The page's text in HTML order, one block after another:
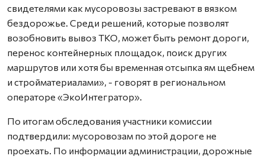
свидетелями как мусоровозы застревают в вязком
бездорожье. Среди решений, которые позволят
возобновить вывоз ТКО, может быть ремонт дороги,
перенос контейнерных площадок, поиск других
маршрутов или хотя бы временная отсыпка ям щебнем
и стройматериалами», - говорят в региональном
операторе «ЭкоИнтегратор».
По итогам обследования участники комиссии
подтвердили: мусоровозам по этой дороге не
проехать. По информации администрации, дорожные